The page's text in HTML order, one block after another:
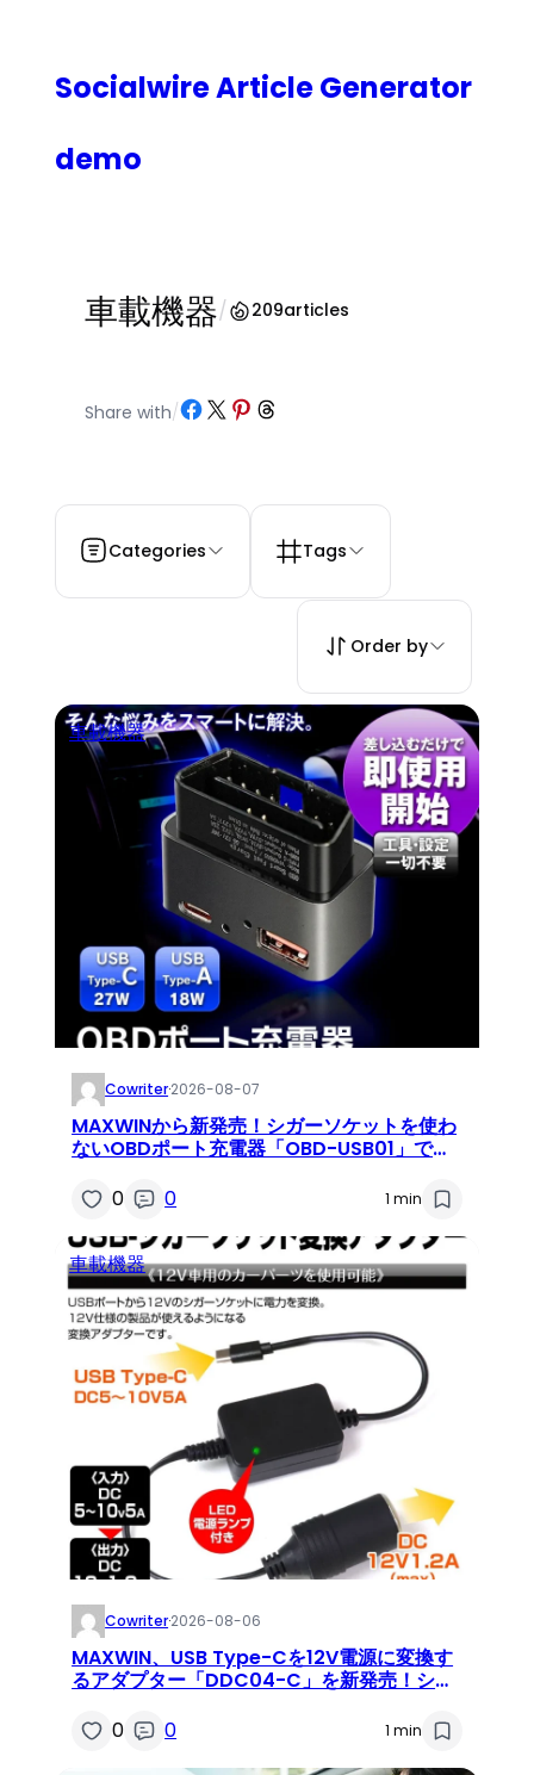
Socialwire Article Generator
demo
車載機器/ 209articles
Share with/Share on Facebook
Share on X Share on Pinterest
Share on Threads
Categories Tags
Order by
車載機器
Cowriter·2026-08-07
MAXWINから新発売！シガーソケットを使わ
ないOBDポート充電器「OBD-USB01」で車
0
0 1 min
車載機器
Cowriter·2026-08-06
MAXWIN、USB Type-Cを12V電源に変換す
るアダプター「DDC04-C」を新発売！シガ
に
0 0 1 min